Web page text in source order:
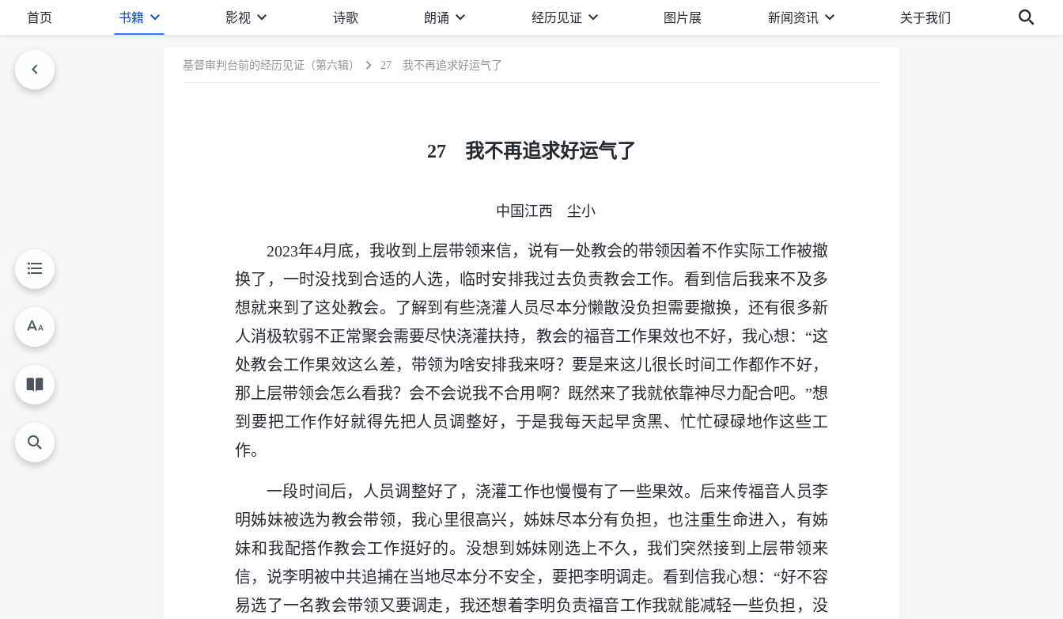
首页 书籍 影视 诗歌 朗诵 经历见证 图片展 新闻资讯 关于我们
基督审判台前的经历见证（第六辑） 27 我不再追求好运气了
27 我不再追求好运气了
中国江西 尘小
2023年4月底，我收到上层带领来信，说有一处教会的带领因着不作实际工作被撤
换了，一时没找到合适的人选，临时安排我过去负责教会工作。看到信后我来不及多
想就来到了这处教会。了解到有些浇灌人员尽本分懒散没负担需要撤换，还有很多新
人消极软弱不正常聚会需要尽快浇灌扶持，教会的福音工作果效也不好，我心想：“这
处教会工作果效这么差，带领为啥安排我来呀？要是来这儿很长时间工作都作不好，
那上层带领会怎么看我？会不会说我不合用啊？既然来了我就依靠神尽力配合吧。”想
到要把工作作好就得先把人员调整好，于是我每天起早贪黑、忙忙碌碌地作这些工
作。
一段时间后，人员调整好了，浇灌工作也慢慢有了一些果效。后来传福音人员李
明姊妹被选为教会带领，我心里很高兴，姊妹尽本分有负担，也注重生命进入，有姊
妹和我配搭作教会工作挺好的。没想到姊妹刚选上不久，我们突然接到上层带领来
信，说李明被中共追捕在当地尽本分不安全，要把李明调走。看到信我心想：“好不容
易选了一名教会带领又要调走，我还想着李明负责福音工作我就能减轻一些负担，没